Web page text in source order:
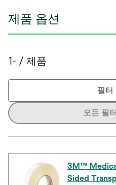
제품 옵션
1- / 제품
필터
모든 필
3M™
Sided